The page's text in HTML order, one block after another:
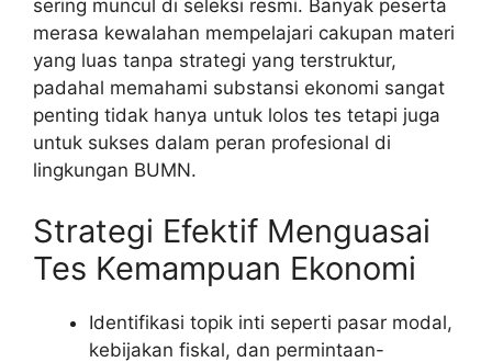
sering muncul di seleksi resmi. Banyak peserta
merasa kewalahan mempelajari cakupan materi
yang luas tanpa strategi yang terstruktur,
padahal memahami substansi ekonomi sangat
penting tidak hanya untuk lolos tes tetapi juga
untuk sukses dalam peran profesional di
lingkungan BUMN.
Strategi Efektif Menguasai
Tes Kemampuan Ekonomi
Identifikasi topik inti seperti pasar modal,
kebijakan fiskal, dan permintaan-